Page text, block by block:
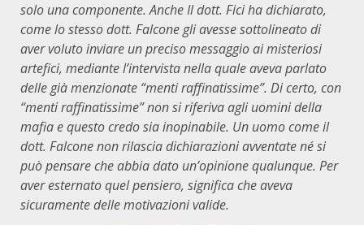
solo una componente. Anche Il dott. Fici ha dichiarato,
come lo stesso dott. Falcone gli avesse sottolineato di
aver voluto inviare un preciso messaggio ai misteriosi
artefici, mediante l’intervista nella quale aveva parlato
delle già menzionate “menti raffinatissime”. Di certo, con
“menti raffinatissime” non si riferiva agli uomini della
mafia e questo credo sia inopinabile. Un uomo come il
dott. Falcone non rilascia dichiarazioni avventate né si
può pensare che abbia dato un’opinione qualunque. Per
aver esternato quel pensiero, significa che aveva
sicuramente delle motivazioni valide.